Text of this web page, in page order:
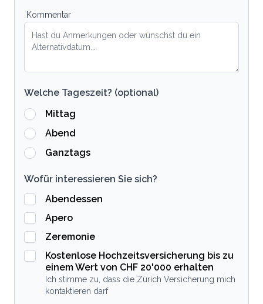
Kommentar
Welche Tageszeit? (optional)
Mittag
Abend
Ganztags
Wofür interessieren Sie sich?
Abendessen
Apero
Zeremonie
Kostenlose Hochzeitsversicherung bis zu
einem Wert von CHF 20'000 erhalten
Ich stimme zu, dass die Zürich Versicherung mich
kontaktieren darf